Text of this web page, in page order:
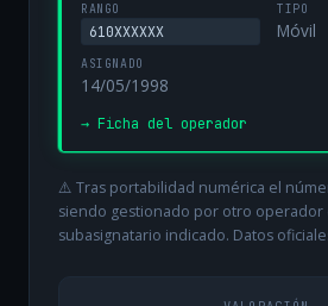
RANGO
610XXXXXX
TIPO
Móvil
ASIGNADO
14/05/1998
→ Ficha del operador
⚠️ Tras portabilidad numérica el
siendo gestionado por otro operador
subasignatario indicado. Datos